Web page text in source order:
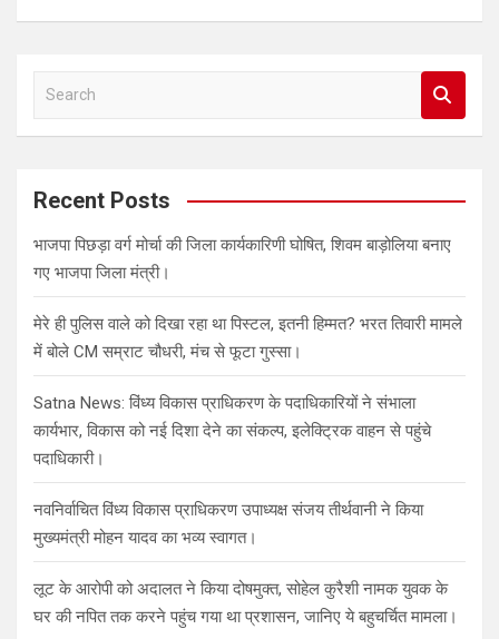
a
c
Recent Posts
भाजपा पिछड़ा वर्ग मोर्चा की जिला कार्यकारिणी घोषित, शिवम बाड़ोलिया बनाए
गए भाजपा जिला मंत्री।
मेरे ही पुलिस वाले को दिखा रहा था पिस्टल, इतनी हिम्मत? भरत तिवारी मामले
में बोले CM सम्राट चौधरी, मंच से फूटा गुस्सा।
Satna News: विंध्य विकास प्राधिकरण के पदाधिकारियों ने संभाला
कार्यभार, विकास को नई दिशा देने का संकल्प, इलेक्ट्रिक वाहन से पहुंचे
पदाधिकारी।
नवनिर्वाचित विंध्य विकास प्राधिकरण उपाध्यक्ष संजय तीर्थवानी ने किया
मुख्यमंत्री मोहन यादव का भव्य स्वागत।
लूट के आरोपी को अदालत ने किया दोषमुक्त, सोहेल कुरैशी नामक युवक के
घर की नपित तक करने पहुंच गया था प्रशासन, जानिए ये बहुचर्चित मामला।